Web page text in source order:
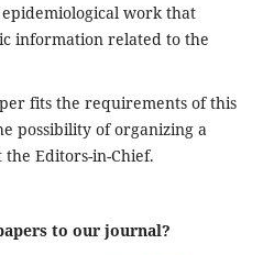
work that
information related to the
fits the requirements of this
possibility of organizing a
the Editors-in-Chief.
to our journal?